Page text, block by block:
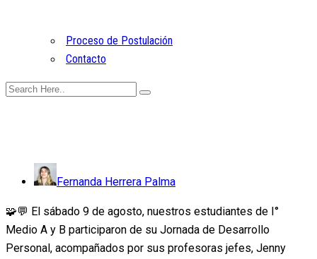
Proceso de Postulación
Contacto
Fernanda Herrera Palma
🧩💬 El sábado 9 de agosto, nuestros estudiantes de I°
Medio A y B participaron de su Jornada de Desarrollo
Personal, acompañados por sus profesoras jefes, Jenny